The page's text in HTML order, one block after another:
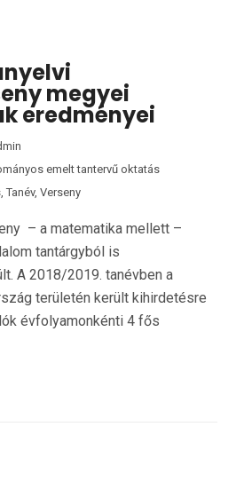
megyei
eredményei
emelt tantervű oktatás
,Tanév, Verseny
– a matematika mellett –
tantárgyból is
A 2018/2019. tanévben a
területén került kihirdetésre
évfolyamonkénti 4 fős